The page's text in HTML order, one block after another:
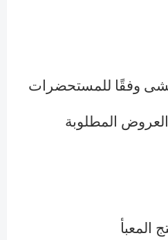
وفقًا للمستحضرات
العروض المطلوبة
المعبأ